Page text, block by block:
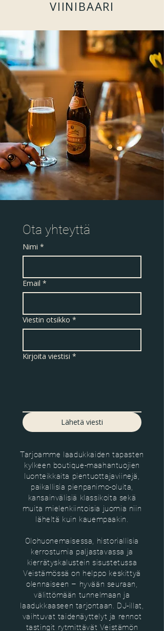
VIINIBAARI
Ota yhteyttä
Nimi *
Email *
Viestin otsikko *
Kirjoita viestisi *
Lähetä viesti
Tarjoamme laadukkaiden tapasten
kylkeen boutique-maahantuojien
luonteikkaita pientuottajaviinejä,
paikallisia pienpanimo-oluita,
kansainvälisiä klassikoita sekä
muita mielenkiintoisia juomia niin
läheltä kuin kauempaakin.
Olohuonemaisessa, historiallisia
kerrostumia paljastavassa ja
kierrätyskalustein sisustetussa
Veistämössä on helppo keskittyä
olennaiseen – hyvään seuraan,
välittömään tunnelmaan ja
laadukkaaseen tarjontaan. DJ-illat,
vaihtuvat taidenäyttelyt ja rennot
tastingit rytmittävät Veistämön